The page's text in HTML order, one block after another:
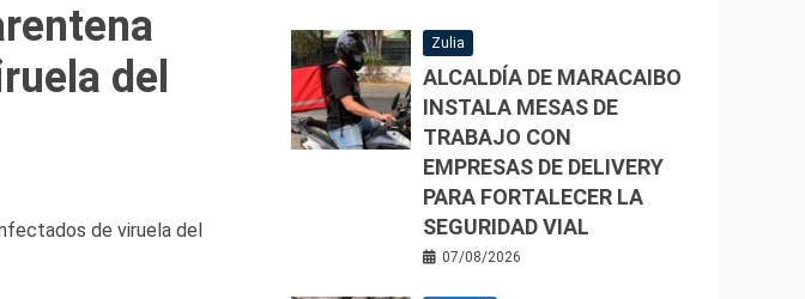
del
de viruela del
Zulia
ALCALDÍA DE MARACAIBO
INSTALA MESAS DE
TRABAJO CON
EMPRESAS DE DELIVERY
PARA FORTALECER LA
SEGURIDAD VIAL
07/08/2026